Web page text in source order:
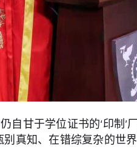
甘于学位证书的‘印制
真知、在错综复杂的世